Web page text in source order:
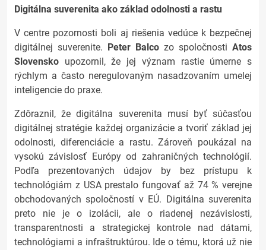
Digitálna suverenita ako základ odolnosti a rastu
V centre pozornosti boli aj riešenia vedúce k bezpečnej
digitálnej suverenite. Peter Balco zo spoločnosti Atos
Slovensko upozornil, že jej význam rastie úmerne s
rýchlym a často neregulovaným nasadzovaním umelej
inteligencie do praxe.
Zdôraznil, že digitálna suverenita musí byť súčasťou
digitálnej stratégie každej organizácie a tvoriť základ jej
odolnosti, diferenciácie a rastu. Zároveň poukázal na
vysokú závislosť Európy od zahraničných technológií.
Podľa prezentovaných údajov by bez prístupu k
technológiám z USA prestalo fungovať až 74 % verejne
obchodovaných spoločností v EÚ. Digitálna suverenita
preto nie je o izolácii, ale o riadenej nezávislosti,
transparentnosti a strategickej kontrole nad dátami,
technológiami a infraštruktúrou. Ide o tému, ktorá už nie